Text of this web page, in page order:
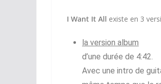
I Want It All existe en 3
la version album
d’une durée de 4:42.
Avec une intro de